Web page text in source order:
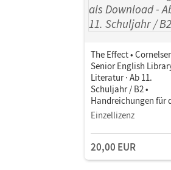
The Effect •
Senior English
Literatur · Ab 11.
Schuljahr / B2 •
Handreichungen für
Unterricht mit
Download
Einzellizenz
20,00 EUR